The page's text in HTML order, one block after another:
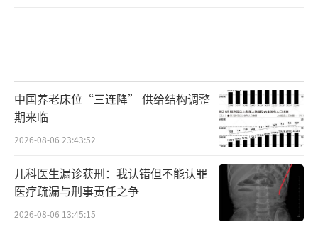
中国养老床位“三连降” 供给结构调整
期来临
2026-08-06 23:43:52
儿科医生漏诊获刑：我认错但不能认罪
医疗疏漏与刑事责任之争
2026-08-06 13:45:15